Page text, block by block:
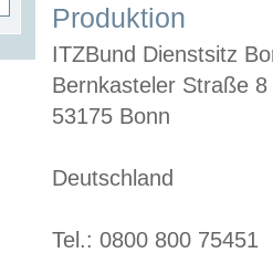
Produktion
ITZBund Dienstsitz
Bernkasteler Straße 8
53175 Bonn
Deutschland
Tel.: 0800 800 75451